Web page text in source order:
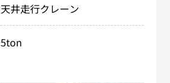
天井走行クレーン
5ton